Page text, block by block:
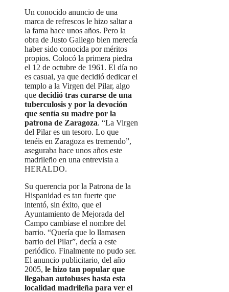
Un conocido anuncio de una
marca de refrescos le hizo saltar a
la fama hace unos años. Pero la
obra de Justo Gallego bien merecía
haber sido conocida por méritos
propios. Colocó la primera piedra
el 12 de octubre de 1961. El día no
es casual, ya que decidió dedicar el
templo a la Virgen del Pilar, algo
que decidió tras curarse de una
tuberculosis y por la devoción
que sentía su madre por la
patrona de Zaragoza. “La Virgen
del Pilar es un tesoro. Lo que
tenéis en Zaragoza es tremendo”,
aseguraba hace unos años este
madrileño en una entrevista a
HERALDO.
Su querencia por la Patrona de la
Hispanidad es tan fuerte que
intentó, sin éxito, que el
Ayuntamiento de Mejorada del
Campo cambiase el nombre del
barrio. “Quería que lo llamasen
barrio del Pilar”, decía a este
periódico. Finalmente no pudo ser.
El anuncio publicitario, del año
2005, le hizo tan popular que
llegaban autobuses hasta esta
localidad madrileña para ver el